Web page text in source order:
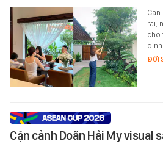
rãi,
cho
đình.
ĐỜI
Cận cảnh Doãn Hải My visual